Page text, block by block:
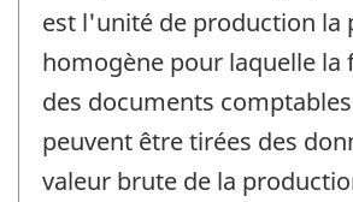
est l'unité de production la
homogène pour laquelle la
des documents
peuvent être tirées des
valeur brute de la